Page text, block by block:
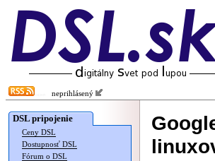
neprihlásený
DSL pripojenie
Ceny DSL
Dostupnosť DSL
Fórum o DSL